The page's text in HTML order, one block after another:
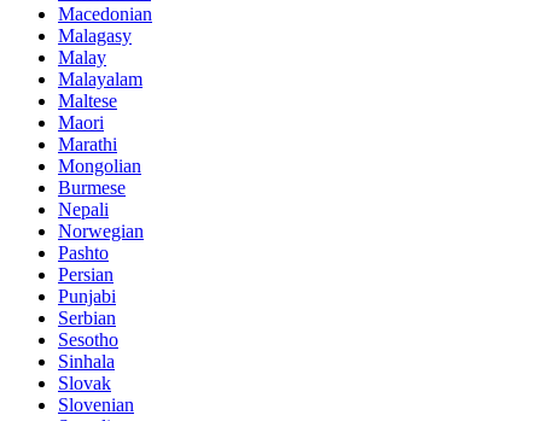
Macedonian
Malagasy
Malay
Malayalam
Maltese
Maori
Marathi
Mongolian
Burmese
Nepali
Norwegian
Pashto
Persian
Punjabi
Serbian
Sesotho
Sinhala
Slovak
Slovenian